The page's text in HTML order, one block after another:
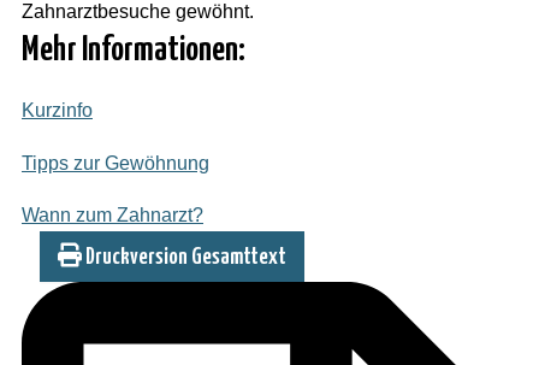
Zahnarztbesuche gewöhnt.
Mehr Informationen:
Kurzinfo
Tipps zur Gewöhnung
Wann zum Zahnarzt?
Druckversion Gesamttext